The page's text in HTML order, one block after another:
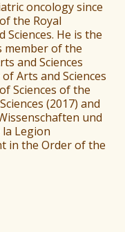
oncology since
the Royal
Sciences. He is the
member of the
and Sciences
Arts and Sciences
Sciences of the
(2017) and
und
la Legion
in the Order of the